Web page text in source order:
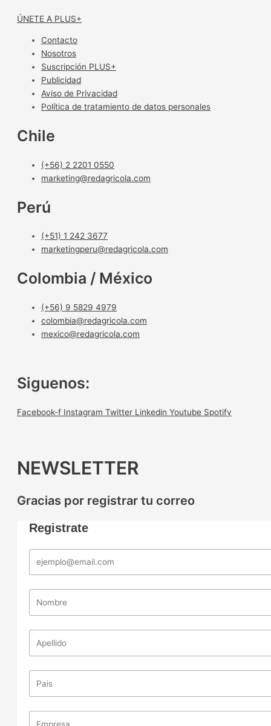
ÚNETE A PLUS+
Contacto
Nosotros
Suscripción PLUS+
Publicidad
Aviso de Privacidad
Política de tratamiento de datos personales
Chile
(+56) 2 2201 0550
marketing@redagricola.com
Perú
(+51) 1 242 3677
marketingperu@redagricola.com
Colombia / México
(+56) 9 5829 4979
colombia@redagricola.com
mexico@redagricola.com
Siguenos:
Facebook-f Instagram Twitter Linkedin Youtube Spotify
NEWSLETTER
Gracias por registrar tu correo
Registrate